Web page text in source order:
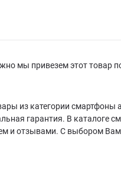
мы привезем этот товар
из категории
гарантия. В каталоге
и отзывами. С выбором